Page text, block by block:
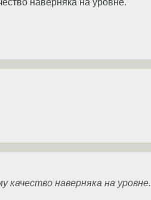
наверняка на уровне.
наверняка на уровне.